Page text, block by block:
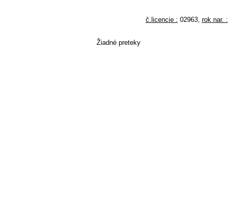
č.licencie : 02963, rok nar. :
Žiadné preteky